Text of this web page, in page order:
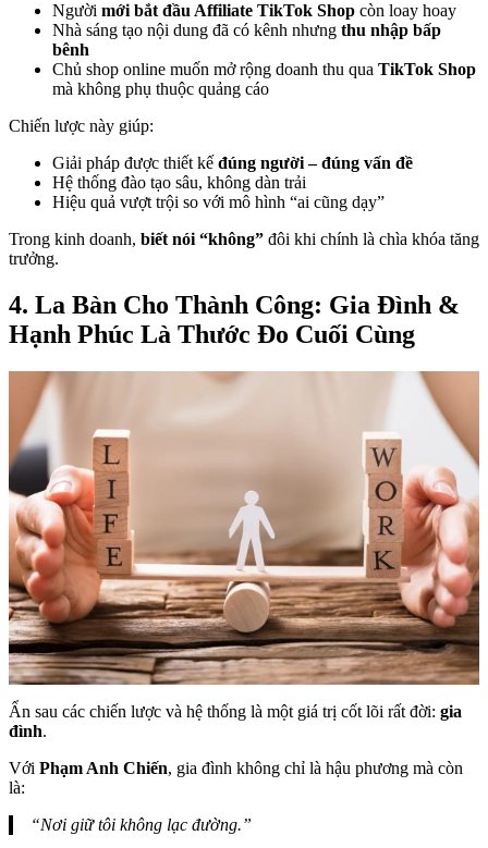
Người mới bắt đầu Affiliate TikTok Shop còn loay hoay
Nhà sáng tạo nội dung đã có kênh nhưng thu nhập bấp
bênh
Chủ shop online muốn mở rộng doanh thu qua TikTok Shop
mà không phụ thuộc quảng cáo
Chiến lược này giúp:
Giải pháp được thiết kế đúng người – đúng vấn đề
Hệ thống đào tạo sâu, không dàn trải
Hiệu quả vượt trội so với mô hình “ai cũng dạy”
Trong kinh doanh, biết nói “không” đôi khi chính là chìa khóa tăng
trưởng.
4. La Bàn Cho Thành Công: Gia Đình &
Hạnh Phúc Là Thước Đo Cuối Cùng
Ẩn sau các chiến lược và hệ thống là một giá trị cốt lõi rất đời: gia
đình.
Với Phạm Anh Chiến, gia đình không chỉ là hậu phương mà còn
là:
“Nơi giữ tôi không lạc đường.”